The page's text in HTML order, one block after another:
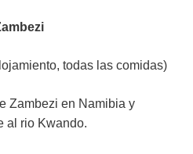
todas las comidas)
Zambezi en Namibia y
al rio Kwando.